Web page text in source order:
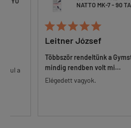
alul a
NATTO MK-7 - 90

Leitner József
Többször rendeltünk a
mindig rendben volt mi...
Elégedett vagyok.